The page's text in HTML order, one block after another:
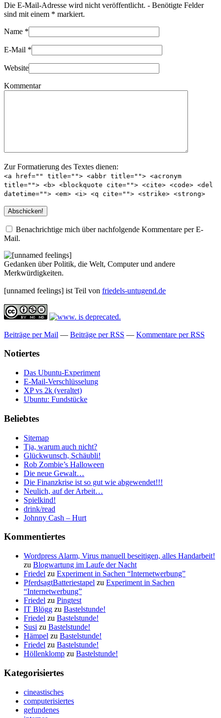
Die E-Mail-Adresse wird nicht veröffentlicht. - Benötigte Felder
sind mit einem * markiert.
Name *
E-Mail *
Website
Kommentar
Zur Formatierung des Textes dienen:
<a href="" title=""> <abbr title=""> <acronym
title=""> <b> <blockquote cite=""> <cite> <code> <del
datetime=""> <em> <i> <q cite=""> <strike> <strong>
Benachrichtige mich über nachfolgende Kommentare per E-
Mail.
Gedanken über Politik, die Welt, Computer und andere
Merkwürdigkeiten.
[unnamed feelings] ist Teil von friedels-untugend.de
Beiträge per Mail — Beiträge per RSS — Kommentare per RSS
Notiertes
Das Ubuntu-Experiment
E-Mail-Verschlüsselung
XP vs 2k (veraltet)
Ubuntu: Fundstücke
Beliebtes
Sitemap
Tja, warum auch nicht?
Glückwunsch, Schäubli!
Rob Zombie’s Halloween
Die neue Gewalt…
Die Finanzkrise ist so gut wie abgewendet!!!
Neulich, auf der Arbeit…
Spielkind!
drink/read
Johnny Cash – Hurt
Kommentiertes
Wordpress Alarm, Virus manuell beseitigen, alles Handarbeit!
zu Blogwartung im Laufe der Nacht
Friedel zu Experiment in Sachen “Internetwerbung”
PferdsagtBatteriestapel zu Experiment in Sachen
“Internetwerbung”
Friedel zu Pingtest
IT Blögg zu Bastelstunde!
Friedel zu Bastelstunde!
Susi zu Bastelstunde!
Hämpel zu Bastelstunde!
Friedel zu Bastelstunde!
Höllenklomp zu Bastelstunde!
Kategorisiertes
cineastisches
computerisiertes
gefundenes